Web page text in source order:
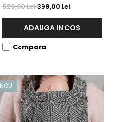
529,00 Lei399,00 Lei
ADAUGA IN COS
Compara
NOU